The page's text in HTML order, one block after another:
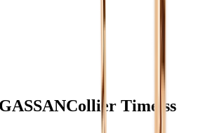
Collier Timelss